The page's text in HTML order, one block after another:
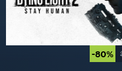
-80%